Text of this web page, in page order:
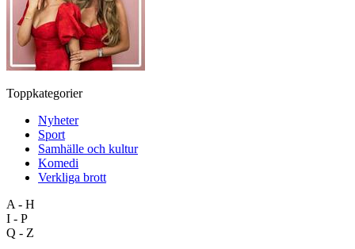
Toppkategorier
Nyheter
Sport
Samhälle och kultur
Komedi
Verkliga brott
A - H
I - P
Q - Z